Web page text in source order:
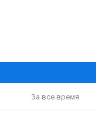
За все время